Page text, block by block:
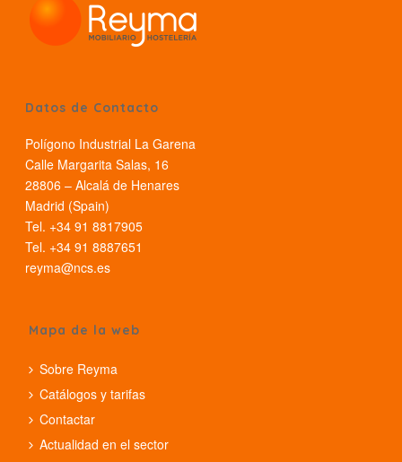
Datos de Contacto
Polígono Industrial La Garena
Calle Margarita Salas, 16
28806 – Alcalá de Henares
Madrid (Spain)
Tel. +34 91 8817905
Tel. +34 91 8887651
reyma@ncs.es
Mapa de la web
Sobre Reyma
Catálogos y tarifas
Contactar
Actualidad en el sector